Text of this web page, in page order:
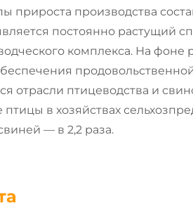
производства
постоянно растущий
комплекса. На фоне
отрасли птицеводства и
в хозяйствах
— в 2,2 раза.